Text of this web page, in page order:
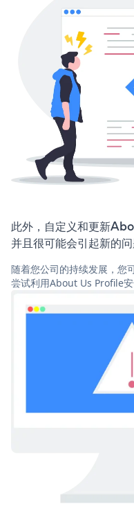
此外，自定义和更新
并且很可能会引起新的问
随着您公司的持续发展，您
尝试利用About Us Profile安